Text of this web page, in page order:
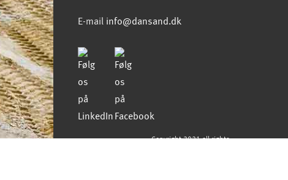
E-mail info@dansand.dk
Copyright 2021 all rights